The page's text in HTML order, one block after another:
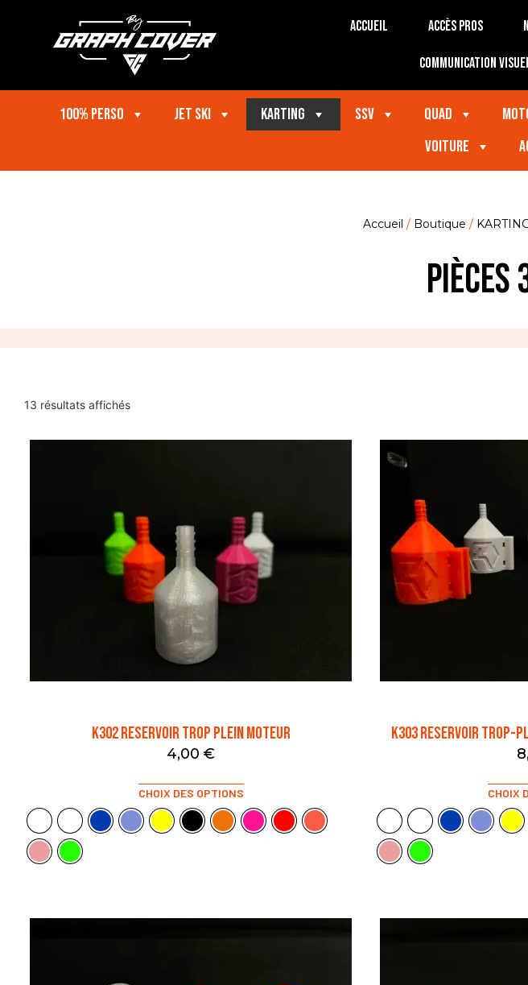
Accueil Accès Pros
Communication
100% perso Jet ski Karting SSV Quad
VOITURE
Accueil / Boutique /
Pièces
13 résultats affichés
K302 RESERVOIR TROP PLEIN MOTEUR
4,00€
CHOIX DES OPTIONS
K303 RESERVOIR TROP-
CHOIX